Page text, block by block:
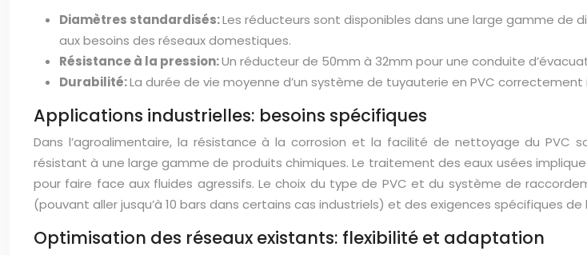
Diamètres standardisés:Les réducteurs sont disponibles dans une large gamme de
aux besoins des réseaux domestiques.
Résistance à la pression:Un réducteur de 50mm à 32mm pour une conduite
Durabilité:La durée de vie moyenne d’un système de tuyauterie en PVC
Applications industrielles: besoins spécifiques
Dans l’agroalimentaire, la résistance à la corrosion et la facilité de nettoyage du PVC
résistant à une large gamme de produits chimiques. Le traitement des eaux usées
pour faire face aux fluides agressifs. Le choix du type de PVC et du système de
(pouvant aller jusqu’à 10 bars dans certains cas industriels) et des exigences spécifiques de
Optimisation des réseaux existants: flexibilité et adaptation